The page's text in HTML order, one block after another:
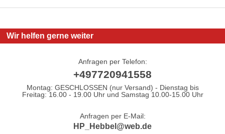
Wir helfen gerne weiter
Anfragen per Telefon:
+497720941558
Montag: GESCHLOSSEN (nur Versand) - Dienstag bis
Freitag: 16.00 - 19.00 Uhr und Samstag 10.00-15.00 Uhr
Anfragen per E-Mail:
HP_Hebbel@web.de